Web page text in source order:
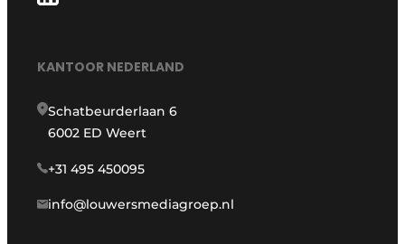
KANTOOR NEDERLAND
Schatbeurderlaan 6
6002 ED Weert
+31 495 450095
info@louwersmediagroep.nl